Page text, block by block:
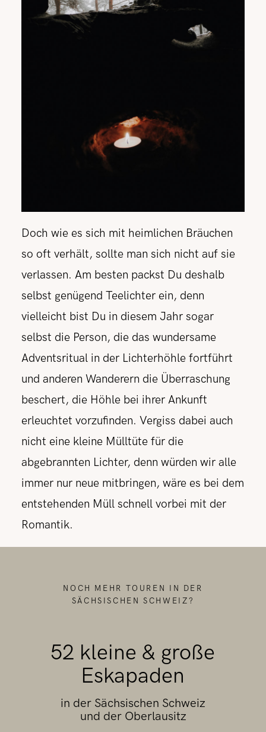
Doch wie es sich mit heimlichen Bräuchen
so oft verhält, sollte man sich nicht auf sie
verlassen. Am besten packst Du deshalb
selbst genügend Teelichter ein, denn
vielleicht bist Du in diesem Jahr sogar
selbst die Person, die das wundersame
Adventsritual in der Lichterhöhle fortführt
und anderen Wanderern die Überraschung
beschert, die Höhle bei ihrer Ankunft
erleuchtet vorzufinden. Vergiss dabei auch
nicht eine kleine Mülltüte für die
abgebrannten Lichter, denn würden wir alle
immer nur neue mitbringen, wäre es bei dem
entstehenden Müll schnell vorbei mit der
Romantik.
NOCH MEHR TOUREN IN DER
SÄCHSISCHEN SCHWEIZ?
52 kleine & große
Eskapaden
in der Sächsischen Schweiz
und der Oberlausitz